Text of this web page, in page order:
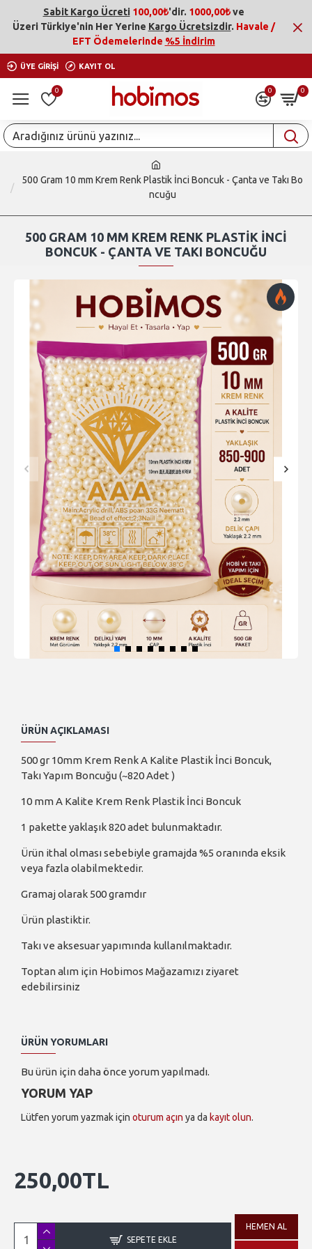
Sabit Kargo Ücreti 100,00₺'dir. 1000,00₺ve
Üzeri Türkiye'nin Her Yerine Kargo Ücretsizdir. Havale /
EFT Ödemelerinde %5 İndirim
ÜYE GIRIŞI KAYIT OL
0 0 0
500 Gram 10 mm Krem Renk Plastik İnci Boncuk - Çanta ve Takı Bo
ncuğu
500 GRAM 10 MM KREM RENK PLASTIK İNCI
BONCUK - ÇANTA VE TAKI BONCUĞU
ÜRÜN AÇIKLAMASI
500 gr 10mm Krem Renk A Kalite Plastik İnci Boncuk,
Takı Yapım Boncuğu (~820 Adet )
10 mm A Kalite Krem Renk Plastik İnci Boncuk
1 pakette yaklaşık 820 adet bulunmaktadır.
Ürün ithal olması sebebiyle gramajda %5 oranında eksik
veya fazla olabilmektedir.
Gramaj olarak 500 gramdır
Ürün plastiktir.
Takı ve aksesuar yapımında kullanılmaktadır.
Toptan alım için Hobimos Mağazamızı ziyaret
edebilirsiniz
ÜRÜN YORUMLARI
Bu ürün için daha önce yorum yapılmadı.
YORUM YAP
Lütfen yorum yazmak için oturum açın ya da kayıt olun.
250,00TL
SEPETE EKLE
HEMEN AL